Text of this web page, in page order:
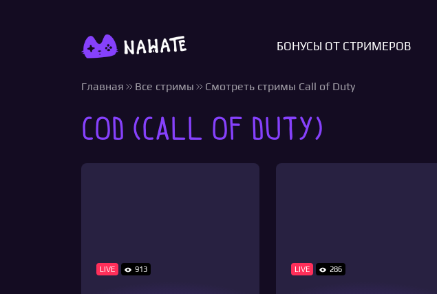
БОНУСЫ ОТ СТРИМЕРОВ
Главная Все стримы Смотреть стримы Call of Duty
COD (Call of Duty)
LIVE 913 LIVE 286